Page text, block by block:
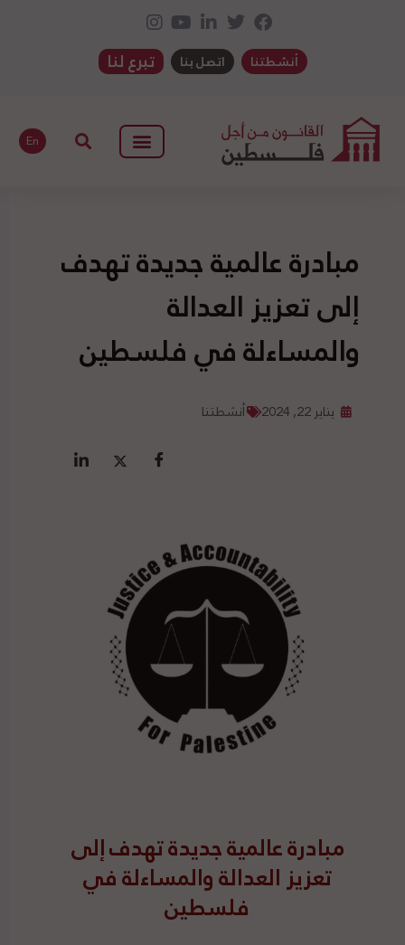
أنشطتنا اتصل بنا تبرع لنا
En
مبادرة عالمية جديدة تهدف
إلى تعزيز العدالة
والمساءلة في فلسطين
يناير 22, 2024 أنشطتنا
مبادرة عالمية جديدة تهدف إلى
تعزيز العدالة والمساءلة في
فلسطين